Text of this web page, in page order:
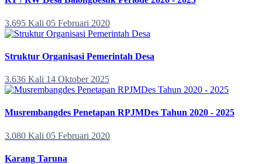
3.695 Kali 05 Februari 2020
Struktur Organisasi Pemerintah Desa
3.636 Kali 14 Oktober 2025
Musrembangdes Penetapan RPJMDes Tahun 2020 - 2025
3.080 Kali 05 Februari 2020
Karang Taruna